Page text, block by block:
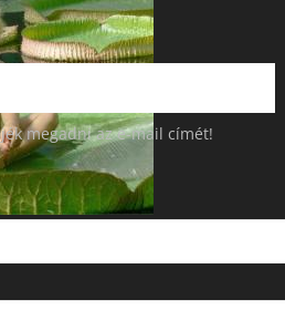
megadni az e-mail címét!